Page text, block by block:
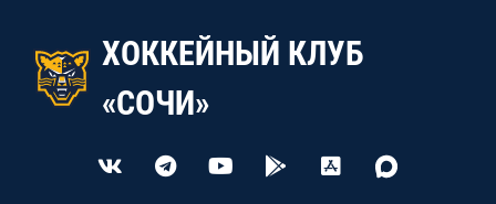
ХОККЕЙНЫЙ КЛУБ
«СОЧИ»